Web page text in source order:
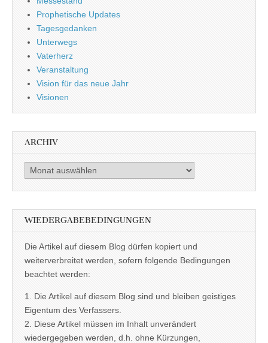
Prophetische Updates
Tagesgedanken
Unterwegs
Vaterherz
Veranstaltung
Vision für das neue Jahr
Visionen
ARCHIV
Archiv
WIEDERGABEBEDINGUNGEN
Die Artikel auf diesem Blog dürfen kopiert und
weiterverbreitet werden, sofern folgende Bedingungen
beachtet werden:
1. Die Artikel auf diesem Blog sind und bleiben geistiges
Eigentum des Verfassers.
2. Diese Artikel müssen im Inhalt unverändert
wiedergegeben werden, d.h. ohne Kürzungen,